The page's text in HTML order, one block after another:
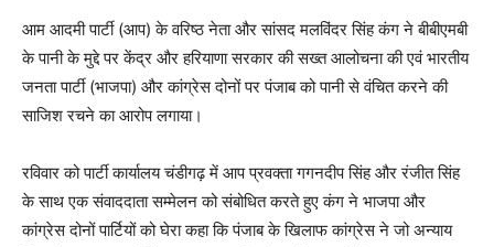
आम आदमी पार्टी (आप) के वरिष्ठ नेता और सांसद मलविंदर सिंह कंग ने बीबीएमबी
के पानी के मुद्दे पर केंद्र और हरियाणा सरकार की सख्त आलोचना की एवं भारतीय
जनता पार्टी (भाजपा) और कांग्रेस दोनों पर पंजाब को पानी से वंचित करने की
साजिश रचने का आरोप लगाया।
रविवार को पार्टी कार्यालय चंडीगढ़ में आप प्रवक्ता गगनदीप सिंह और रंजीत सिंह
के साथ एक संवाददाता सम्मेलन को संबोधित करते हुए कंग ने भाजपा और
कांग्रेस दोनों पार्टियों को घेरा कहा कि पंजाब के खिलाफ कांग्रेस ने जो अन्याय